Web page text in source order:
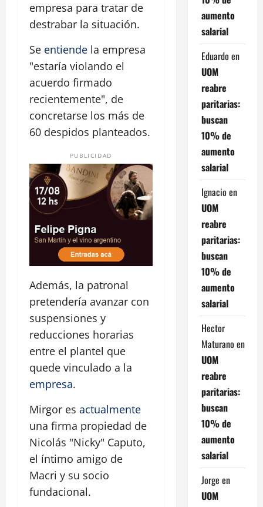
empresa para tratar de
destrabar la situación.
Se entiende la empresa
"estaría violando el
acuerdo firmado
recientemente", de
concretarse los más de
60 despidos planteados.
PUBLICIDAD
Además, la patronal
pretendería avanzar con
suspensiones y
reducciones horarias
entre el plantel que
quede vinculado a la
empresa.
Mirgor es actualmente
una firma propiedad de
Nicolás "Nicky" Caputo,
el íntimo amigo de
Macri y su socio
fundacional.
aumento
salarial
Eduardo en
UOM
reabre
paritarias:
buscan
10% de
aumento
salarial
Ignacio en
UOM
reabre
paritarias:
buscan
10% de
aumento
salarial
Hector
Maturano en
UOM
reabre
paritarias:
buscan
10% de
aumento
salarial
Jorge en
UOM